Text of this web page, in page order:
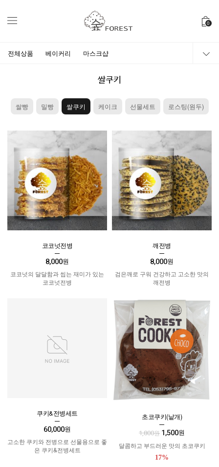
0
전체상품 베이커리 마스크샵
쌀쿠키
쌀빵 밀빵 쌀쿠키 케이크 선물세트 로스팅(원두)
코코넛전병
8,000원
코코넛의 달달함과 씹는 재미가 있는
코코넛전병
깨전병
8,000원
검은깨로 구워 건강하고 고소한 맛의
깨전병
쿠키&전병세트
60,000원
고소한 쿠키와 전병으로 선물용으로 좋
은 쿠키&전병세트
초코쿠키(낱개)
1,800원 1,500원
달콤하고 부드러운 맛의 초코쿠키
17%